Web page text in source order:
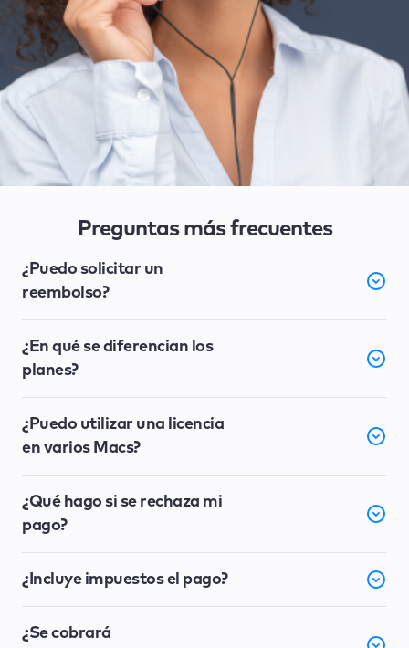
Preguntas más frecuentes
¿Puedo solicitar un
reembolso?
¿En qué se diferencian los
planes?
¿Puedo utilizar una licencia
en varios Macs?
¿Qué hago si se rechaza mi
pago?
¿Incluye impuestos el pago?
¿Se cobrará